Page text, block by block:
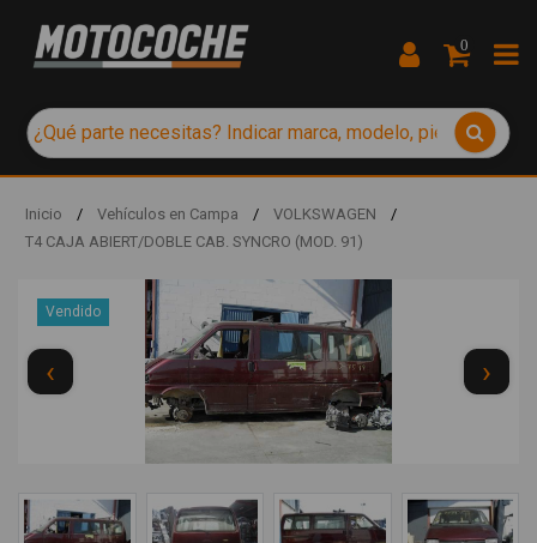
0
Inicio / Vehículos en Campa / VOLKSWAGEN
/
T4 CAJA ABIERT/DOBLE CAB. SYNCRO (MOD. 91)
Vendido
‹ ›